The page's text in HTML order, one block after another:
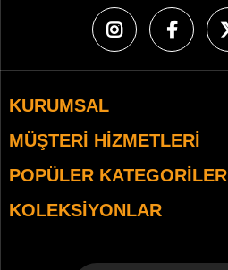
KURUMSAL
MÜŞTERI HIZMETLERI
POPÜLER KATEGORILER
KOLEKSIYONLAR